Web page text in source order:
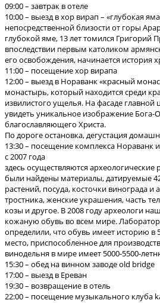
09:00 – завтрак в отеле
10:00 – выезд в хор вирап – «глубокая
непосредственной близости от горы
глубокой яме, 13 лет томился Григорий
впоследствии первым католиком
его освобождения, начинается история
11:00 – посещение хор вирапа
12:00 – выезд в Нораванк «красный
монастырь, который находится среди
извилистого ущелья. На фасаде
увидеть уникальное изображение Бога-
благославляющего Христа.
По дороге остановка, дегустация
13:30 – посещение комплекса Нораванк
с 2007 года
здесь осуществляются археологические
были найдены материалы, датируемые
растений, посуда, косточки винограда и
тростника, женские украшения, часть
козы и другое. В 2008 году археологи
кожаную обувь во всем мире.
определили, что обувь имеет историю в
место, приспособленное для
винодельня в мире имеет 5000-5500-
15:30 – обед на винном заводе old bridge
17:00 – выезд в Ереван
19:30 – возвращение в отель
22:00 – посещение музыкального клуба